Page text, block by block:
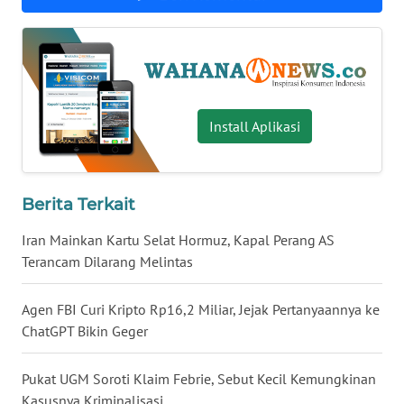
Install Aplikasi
Berita Terkait
Iran Mainkan Kartu Selat Hormuz, Kapal Perang AS
Terancam Dilarang Melintas
Agen FBI Curi Kripto Rp16,2 Miliar, Jejak Pertanyaannya ke
ChatGPT Bikin Geger
Pukat UGM Soroti Klaim Febrie, Sebut Kecil Kemungkinan
WN
BABEL
WN
SUMBAR
WN
SUMSEL
BENGKULU
LAMPUNG
JATENG